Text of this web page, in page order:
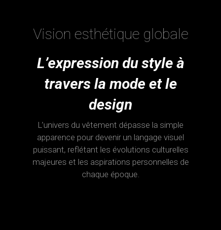
Vision esthétique globale
L’expression du style à
travers la mode et le
design
L’univers du vêtement dépasse la simple
apparence pour devenir un langage visuel
puissant, reflétant les évolutions culturelles
majeures et les aspirations personnelles de
chaque époque.